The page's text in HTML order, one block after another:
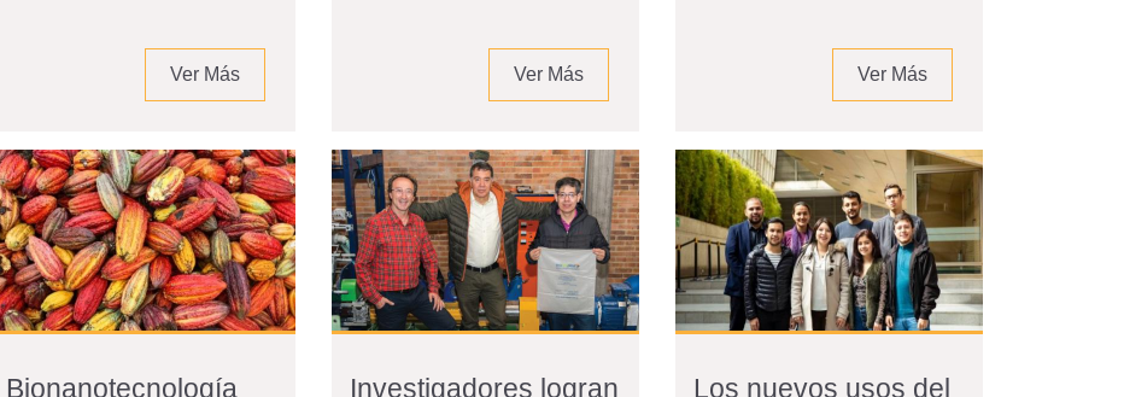
Ver Más Ver Más Ver Más
Bionanotecnología Investigadores logran Los nuevos usos del